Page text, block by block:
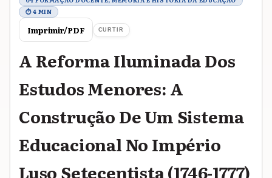
⏱ 4 MIN
Imprimir/PDF CURTIR
A Reforma Iluminada Dos
Estudos Menores: A
Construção De Um Sistema
Educacional No Império
Luso Setecentista (1746-1777)